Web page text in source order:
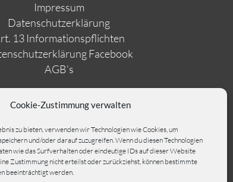
Cookie-Zustimmung verwalten
zu bieten, verwenden wir Technologien wie Cookies, um
und/oder darauf zuzugreifen. Wenn du diesen Technologien
wie das Surfverhalten oder eindeutige IDs auf dieser Website
Zustimmung nicht erteilst oder zurückziehst, können bestimmte
beeinträchtigt werden.
Impressum
Datenschutzerklärung
13 Informationspflichten
Facebook
AGB’s